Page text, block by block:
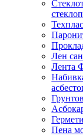
Лен
Лента
Пена